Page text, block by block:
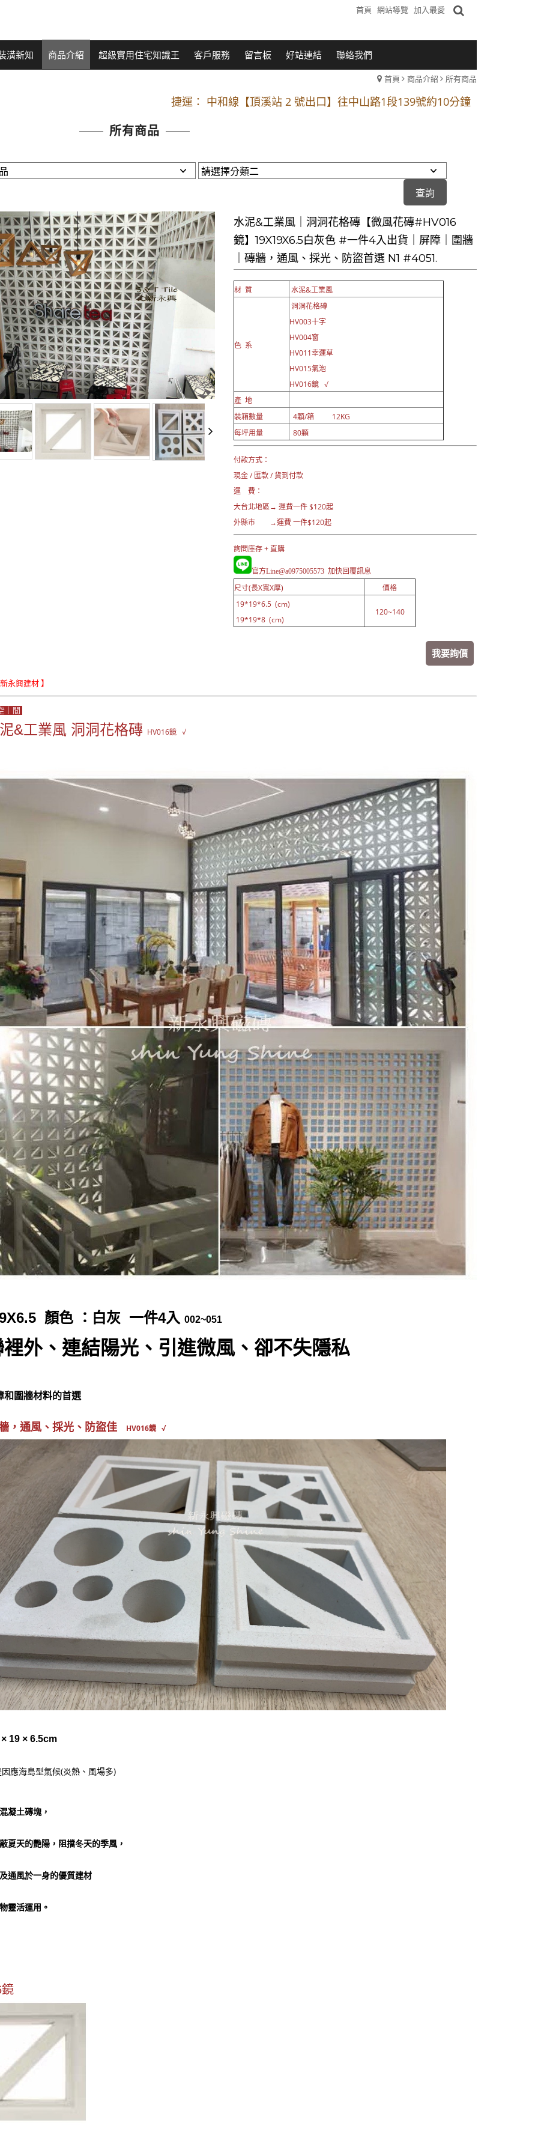
首頁 網站導覽 加入最愛
潢新知 商品介紹 超級實用住宅知識王 客戶服務 留言板 好站連結 聯絡我們
首頁 商品介紹 所有商品
開車：中山路1段 到永平路路口(樂華夜市口)門口可停車
捷運： 中和線【頂溪站 2 號出口】往中山路1段139號約10分鐘
原Line已滿 無法加Line好友 請親愛的客戶加入 LINE官方帳號@a0975005573
捷運： 中和線【頂溪站 2 號出口】往中山路1段139號約10分鐘
原Line已滿 無法加Line好友 請親愛的客戶加入 LINE官方帳號@a0975005573
所有商品
水泥&工業風｜洞洞花格磚【微風花磚#HV016
鏡】19X19X6.5白灰色 #一件4入出貨｜屏障｜圍牆
｜磚牆，通風、採光、防盜首選 N1 #4051.
材 質 水泥&工業風
色 系
洞洞花格磚
HV003十字
HV004窗
HV011幸運草
HV015氣泡
HV016鏡 √
產 地
裝箱數量
4顆/箱 12KG
每坪用量
80顆
付款方式：
現金 / 匯款 / 貨到付款
運 費：
大台北地區→ 運費一件 $120起
外縣市 →運費 一件$120起
詢問庫存 + 直購
官方Line@a0975005573 加快回覆訊息
尺寸(長X寬X厚)
價格
19*19*6.5 (cm)
19*19*8 (cm)
120~140
我要詢價
永興建材 】
｜間
&工業風 洞洞花格磚 HV016鏡 √
顏色 ：白灰 一件4入002~051
外、連結陽光、引進微風、卻不失隱私
和圍牆材料的首選
，通風、採光、防盜佳 HV016鏡 √
19 × 6.5cm
應海島型氣候(炎熱、風場多)
凝土磚塊，
夏天的艷陽，阻擋冬天的季風，
通風於一身的優質建材
靈活運用。